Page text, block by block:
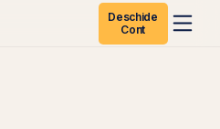
Deschide
Cont